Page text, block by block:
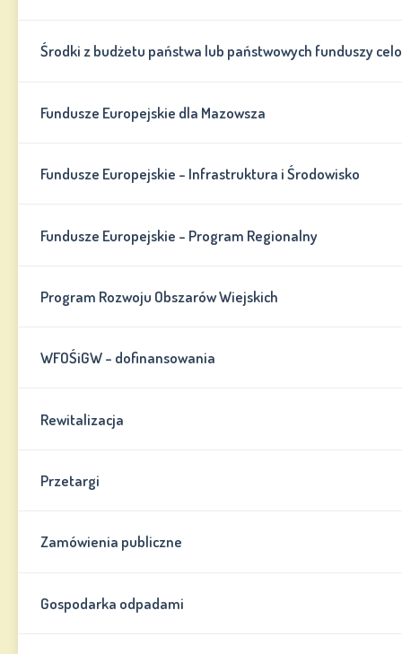
Środki z budżetu państwa lub państwowych funduszy
Fundusze Europejskie dla Mazowsza
Fundusze Europejskie - Infrastruktura i Środowisko
Fundusze Europejskie - Program Regionalny
Program Rozwoju Obszarów Wiejskich
WFOŚiGW - dofinansowania
Rewitalizacja
Przetargi
Zamówienia publiczne
Gospodarka odpadami